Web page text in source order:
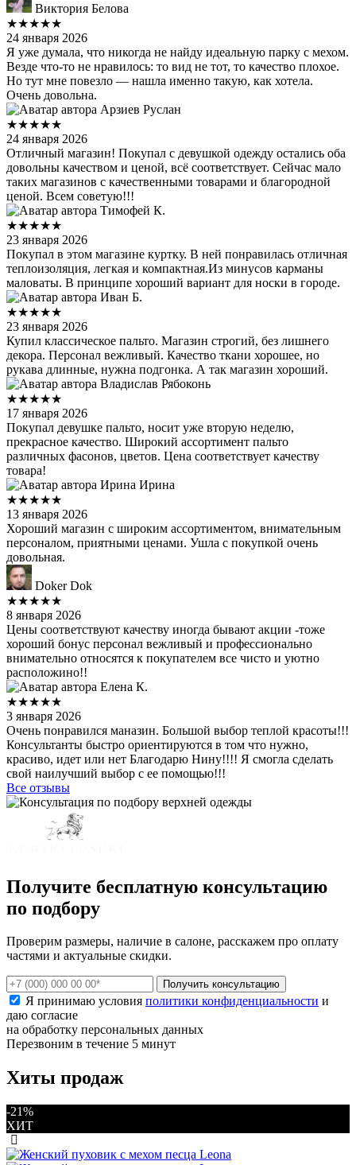
Виктория Белова
★★★★★
24 января 2026
Я уже думала, что никогда не найду идеальную парку с мехом.
Везде что‑то не нравилось: то вид не тот, то качество плохое.
Но тут мне повезло — нашла именно такую, как хотела.
Очень довольна.
Арзиев Руслан
★★★★★
24 января 2026
Отличный магазин! Покупал с девушкой одежду остались оба
довольны качеством и ценой, всё соответствует. Сейчас мало
таких магазинов с качественными товарами и благородной
ценой. Всем советую!!!
Тимофей К.
★★★★★
23 января 2026
Покупал в этом магазине куртку. В ней понравилась отличная
теплоизоляция, легкая и компактная.Из минусов карманы
маловаты. В принципе хороший вариант для носки в городе.
Иван Б.
★★★★★
23 января 2026
Купил классическое пальто. Магазин строгий, без лишнего
декора. Персонал вежливый. Качество ткани хорошее, но
рукава длинные, нужна подгонка. А так магазин хороший.
Владислав Рябоконь
★★★★★
17 января 2026
Покупал девушке пальто, носит уже вторую неделю,
прекрасное качество. Широкий ассортимент пальто
различных фасонов, цветов. Цена соответствует качеству
товара!
Ирина Ирина
★★★★★
13 января 2026
Хороший магазин с широким ассортиментом, внимательным
персоналом, приятными ценами. Ушла с покупкой очень
довольная.
Doker Dok
★★★★★
8 января 2026
Цены соответствуют качеству иногда бывают акции -тоже
хороший бонус персонал вежливый и профессионально
внимательно относятся к покупателем все чисто и уютно
расположино!!
Елена К.
★★★★★
3 января 2026
Очень понравился маназин. Большой выбор теплой красоты!!!
Консультанты быстро ориентируются в том что нужно,
красиво, идет или нет Благодарю Нину!!!! Я смогла сделать
свой наилучший выбор с ее помощью!!!
Все отзывы
Получите бесплатную консультацию
по подбору
Проверим размеры, наличие в салоне, расскажем про оплату
частями и актуальные скидки.
Получить консультацию
Я принимаю условия политики конфиденциальности и
даю согласие
на обработку персональных данных
Перезвоним в течение 5 минут
Хиты продаж
-21%
ХИТ